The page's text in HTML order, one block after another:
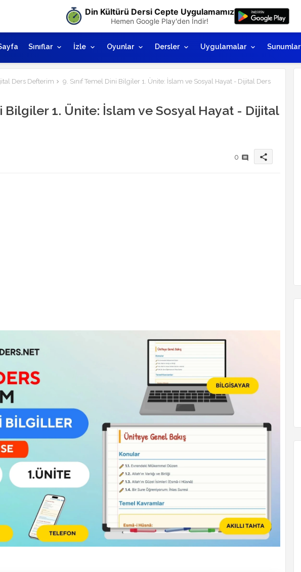
Sınıflar İzle Oyunlar Dersler Uygulamalar Sunumlar
Ders Defterim
9. Sınıf Temel Dini Bilgiler 1. Ünite: İslam ve Sosyal Hayat - Dijital Ders
Bilgiler 1. Ünite: İslam ve Sosyal Hayat - Dijital
0 share
Din Kültürü Dersi Cepte Uygulamamız
Hemen Google Play'den İndir!